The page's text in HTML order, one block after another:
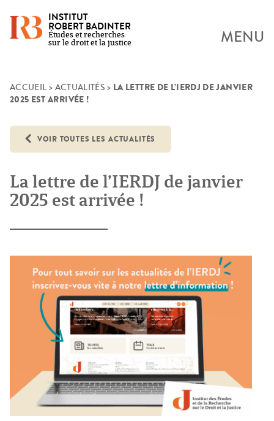
Skip
INSTITUT
ROBERT BADINTER
Études et recherches
sur le droit et la justice
MENU
ACCUEIL > ACTUALITÉS > LA LETTRE DE L’IERDJ DE JANVIER
2025 EST ARRIVÉE !
VOIR TOUTES LES ACTUALITÉS
La lettre de l’IERDJ de janvier
2025 est arrivée !